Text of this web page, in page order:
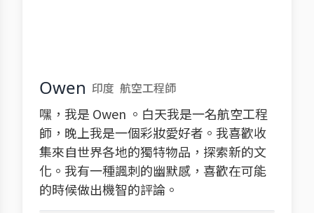
Owen 印度 航空工程師
嘿，我是 Owen 。白天我是一名航空工程
師，晚上我是一個彩妝愛好者。我喜歡收
集來自世界各地的獨特物品，探索新的文
化。我有一種諷刺的幽默感，喜歡在可能
的時候做出機智的評論。